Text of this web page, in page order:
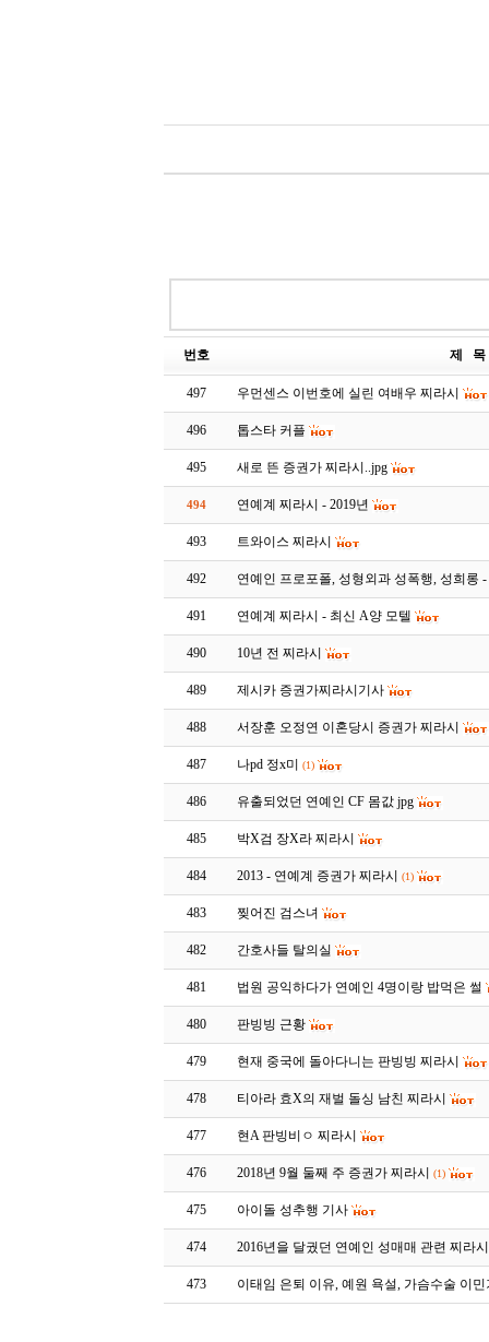
번호 제 목
497 우먼센스 이번호에 실린 여배우 찌라시
496 톱스타 커플
495 새로 뜬 증권가 찌라시..jpg
494 연예계 찌라시 - 2019년
493 트와이스 찌라시
492 연예인 프로포폴, 성형외과 성폭행, 성희롱
491 연예계 찌라시 - 최신 A양 모텔
490 10년 전 찌라시
489 제시카 증권가찌라시기사
488 서장훈 오정연 이혼당시 증권가 찌라시
487 나pd 정x미 (1)
486 유출되었던 연예인 CF 몸값 jpg
485 박X검 장X라 찌라시
484 2013 - 연예계 증권가 찌라시 (1)
483 찢어진 검스녀
482 간호사들 탈의실
481 법원 공익하다가 연예인 4명이랑 밥먹은 썰
480 판빙빙 근황
479 현재 중국에 돌아다니는 판빙빙 찌라시
478 티아라 효X의 재벌 돌싱 남친 찌라시
477 현A 판빙비ㅇ 찌라시
476 2018년 9월 둘째 주 증권가 찌라시 (1)
475 아이돌 성추행 기사
474 2016년을 달궜던 연예인 성매매 관련 찌라시
473 이태임 은퇴 이유, 예원 욕설, 가슴수술 이